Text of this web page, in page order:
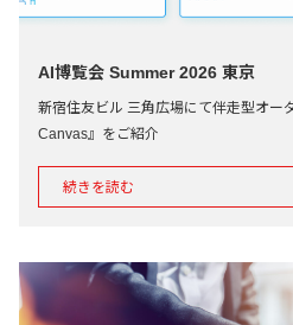
AI博覧会 Summer 2026 東京
新宿住友ビル 三角広場にて伴走型オー
Canvas』をご紹介
続きを読む